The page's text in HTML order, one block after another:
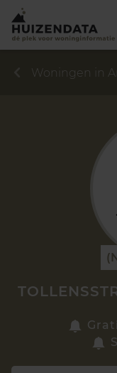
Zoek een woning
Woningen in